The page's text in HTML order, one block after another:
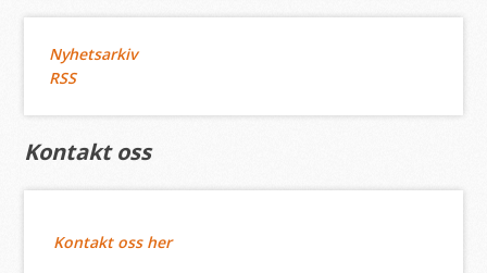
Nyhetsarkiv
RSS
Kontakt oss
Kontakt oss her